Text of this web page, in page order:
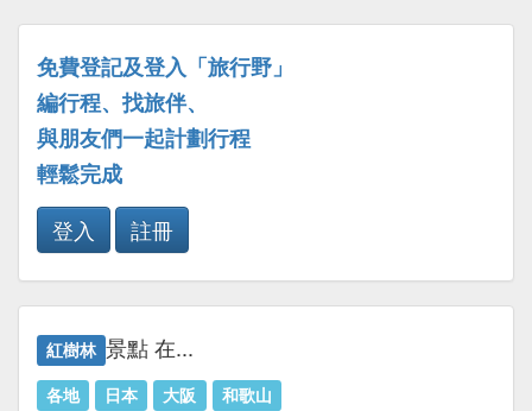
免費登記及登入「旅行野」
編行程、找旅伴、
與朋友們一起計劃行程
輕鬆完成
登入
註冊
紅樹林 景點 在...
各地 日本 大阪 和歌山